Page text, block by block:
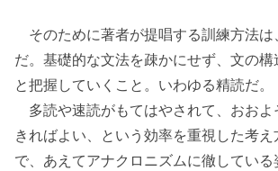
そのために著者が提唱する訓練方法は
だ。基礎的な文法を疎かにせず、文の
と把握していくこと。いわゆる精読だ。
多読や速読がもてはやされて、おおよ
きればよい、という効率を重視した考え
で、あえてアナクロニズムに徹してい